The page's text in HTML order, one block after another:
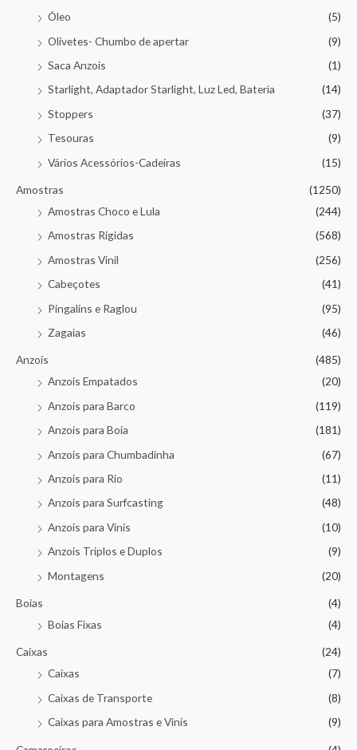
Óleo
(5)
Olivetes- Chumbo de apertar
(9)
Saca Anzois
(1)
Starlight, Adaptador Starlight, Luz Led, Bateria
(14)
Stoppers
(37)
Tesouras
(9)
Vários Acessórios-Cadeiras
(15)
Amostras
(1250)
Amostras Choco e Lula
(244)
Amostras Rigidas
(568)
Amostras Vinil
(256)
Cabeçotes
(41)
Pingalins e Raglou
(95)
Zagaias
(46)
Anzois
(485)
Anzois Empatados
(20)
Anzois para Barco
(119)
Anzois para Boia
(181)
Anzois para Chumbadinha
(67)
Anzois para Rio
(11)
Anzois para Surfcasting
(48)
Anzois para Vinis
(10)
Anzois Triplos e Duplos
(9)
Montagens
(20)
Boias
(4)
Boias Fixas
(4)
Caixas
(24)
Caixas
(7)
Caixas de Transporte
(8)
Caixas para Amostras e Vinis
(9)